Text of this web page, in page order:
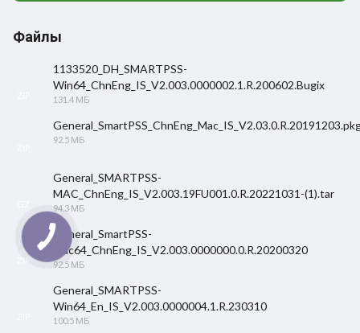
Файлы
1133520_DH_SMARTPSS-
Win64_ChnEng_IS_V2.003.0000002.1.R.200602.Bugix
131.4 МБ
92.5 МБ
General_SMARTPSS-
MAC_ChnEng_IS_V2.003.19FU001.0.R.20221031-(1).tar
94.3 МБ
ZIP
General_SmartPSS-
Mac64_ChnEng_IS_V2.003.0000000.0.R.20200320
92.5 МБ
General_SMARTPSS-
Win64_En_IS_V2.003.0000004.1.R.230310
100.5 МБ